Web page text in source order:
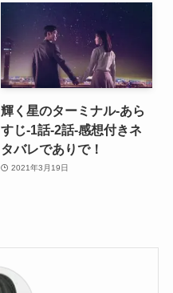
輝く星のターミナル-あら
すじ-1話-2話-感想付きネ
タバレでありで！
2021年3月19日